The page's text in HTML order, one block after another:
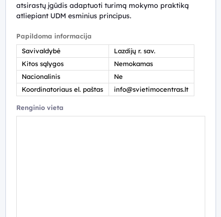
atsirastų įgūdis adaptuoti turimą mokymo praktiką
atliepiant UDM esminius principus.
Papildoma informacija
Savivaldybė
Lazdijų r. sav.
Kitos sąlygos
Nemokamas
Nacionalinis
Ne
Koordinatoriaus el. paštas
info@svietimocentras.lt
Renginio vieta